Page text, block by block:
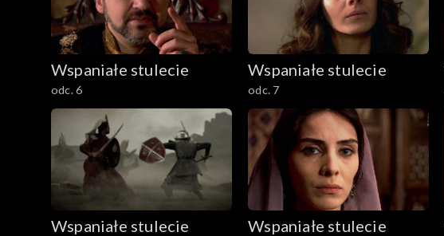
Wspaniałe stulecie
odc. 6
Wspaniałe stulecie
odc. 7
Wspaniałe stulecie Wspaniałe stulecie